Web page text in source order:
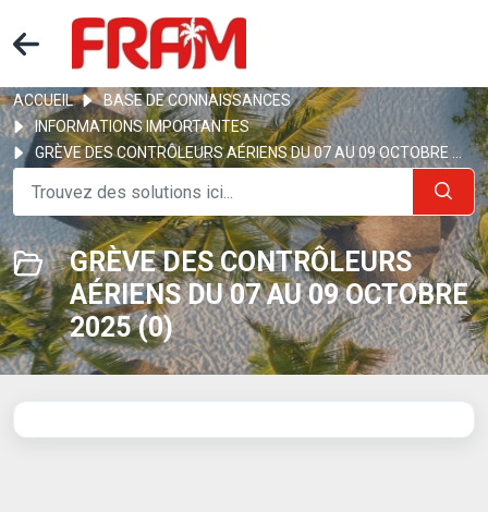
ACCUEIL
BASE DE CONNAISSANCES
INFORMATIONS IMPORTANTES
GRÈVE DES CONTRÔLEURS AÉRIENS DU 07 AU 09 OCTOBRE 2025
GRÈVE DES CONTRÔLEURS
AÉRIENS DU 07 AU 09 OCTOBRE
2025 (0)